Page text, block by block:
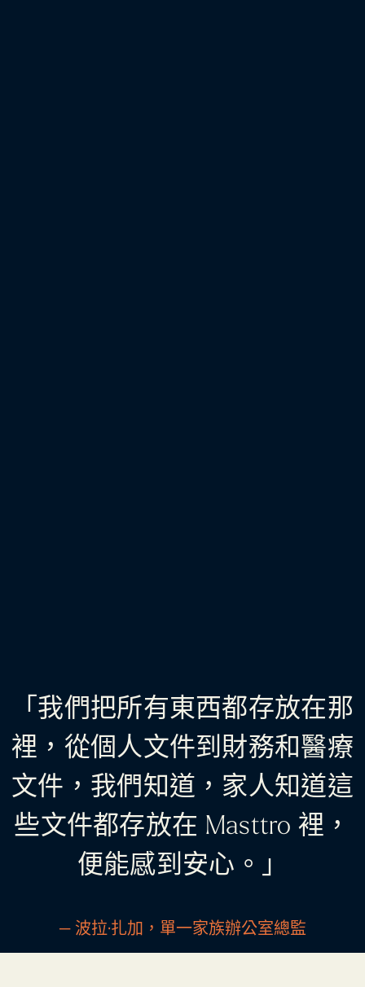
「我們把所有東西都存放在那
裡，從個人文件到財務和醫療
文件，我們知道，家人知道這
些文件都存放在 Masttro 裡，
便能感到安心。」
— 波拉·扎加，單一家族辦公室總監